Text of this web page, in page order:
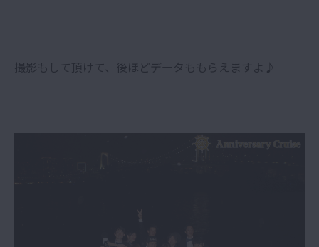
撮影もして頂けて、後ほどデータももらえますよ♪